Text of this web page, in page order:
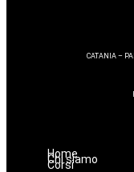
CATANIA –
Home
Chi siamo
Corsi